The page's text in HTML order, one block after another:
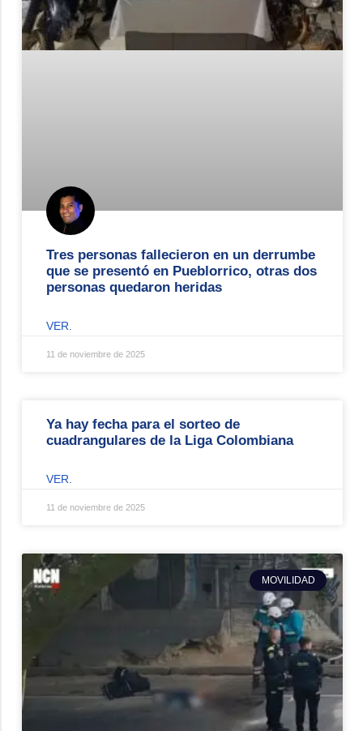
Tres personas fallecieron en un derrumbe
que se presentó en Pueblorrico, otras dos
personas quedaron heridas
VER.
11 de noviembre de 2025
Ya hay fecha para el sorteo de
cuadrangulares de la Liga Colombiana
VER.
11 de noviembre de 2025
MOVILIDAD